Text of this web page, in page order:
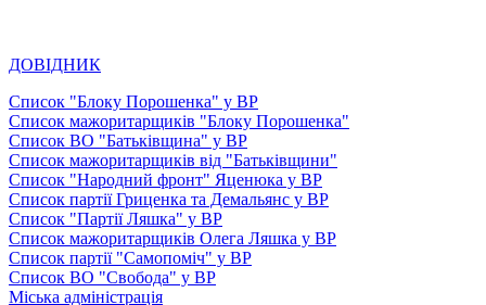
ДОВІДНИК
Список "Блоку Порошенка" у ВР
Список мажоритарщиків "Блоку Порошенка"
Список ВО "Батьківщина" у ВР
Список мажоритарщиків від "Батьківщини"
Список "Народний фронт" Яценюка у ВР
Список партії Гриценка та Демальянс у ВР
Список "Партії Ляшка" у ВР
Список мажоритарщиків Олега Ляшка у ВР
Список партії "Самопоміч" у ВР
Список ВО "Свобода" у ВР
Міська адміністрація